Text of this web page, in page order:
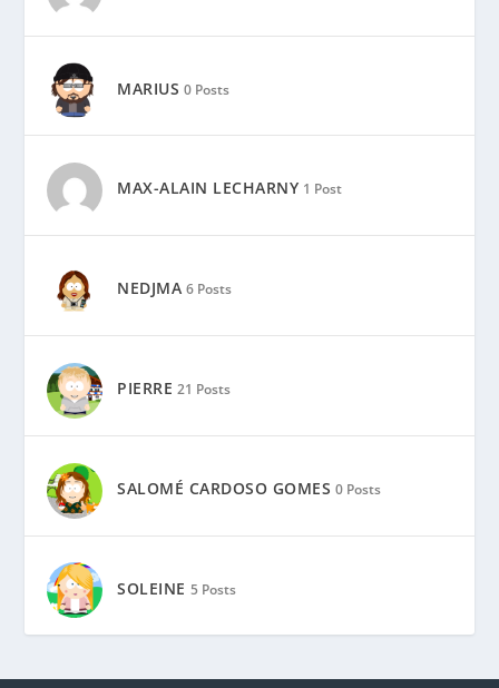
MARIUS 0 Posts
MAX-ALAIN LECHARNY 1 Post
NEDJMA 6 Posts
PIERRE 21 Posts
SALOMÉ CARDOSO GOMES 0 Posts
SOLEINE 5 Posts